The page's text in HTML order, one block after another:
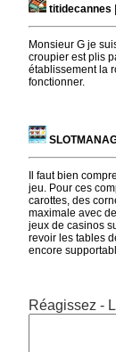
titidecannes
Monsieur G je
croupier est plis
établissement la
fonctionner.
Il faut bien
jeu. Pour ces
carottes, des
maximale avec
jeux de casinos
revoir les tables
encore
Réagissez -